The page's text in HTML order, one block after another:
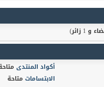
أكواد المنتدى
الابتسامات متاحة